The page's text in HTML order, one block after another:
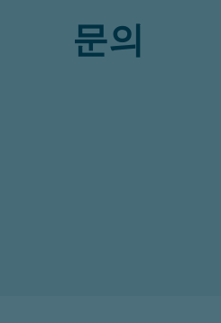
문의